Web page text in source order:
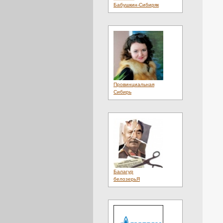
Литература(1)
Люди(20)
Магазины(2)
Материалы (1)
Мебель(3)
Медиа(2)
Металл(6)
Мнения(4)
Мобильный(1)
Мода(12)
Наука
Неделя(1)
Нефть(1)
Новости(33)
Новые Сайты
Обои(1)
Оборудование(2)
Образование(8)
Обувь(3)
Общение
Общество
Одежда(19)
Одеяла(1)
Онлайн
Бабушкин-Сибиряк
Провинциальная
Сибирь
Балагур
белозерьЯ